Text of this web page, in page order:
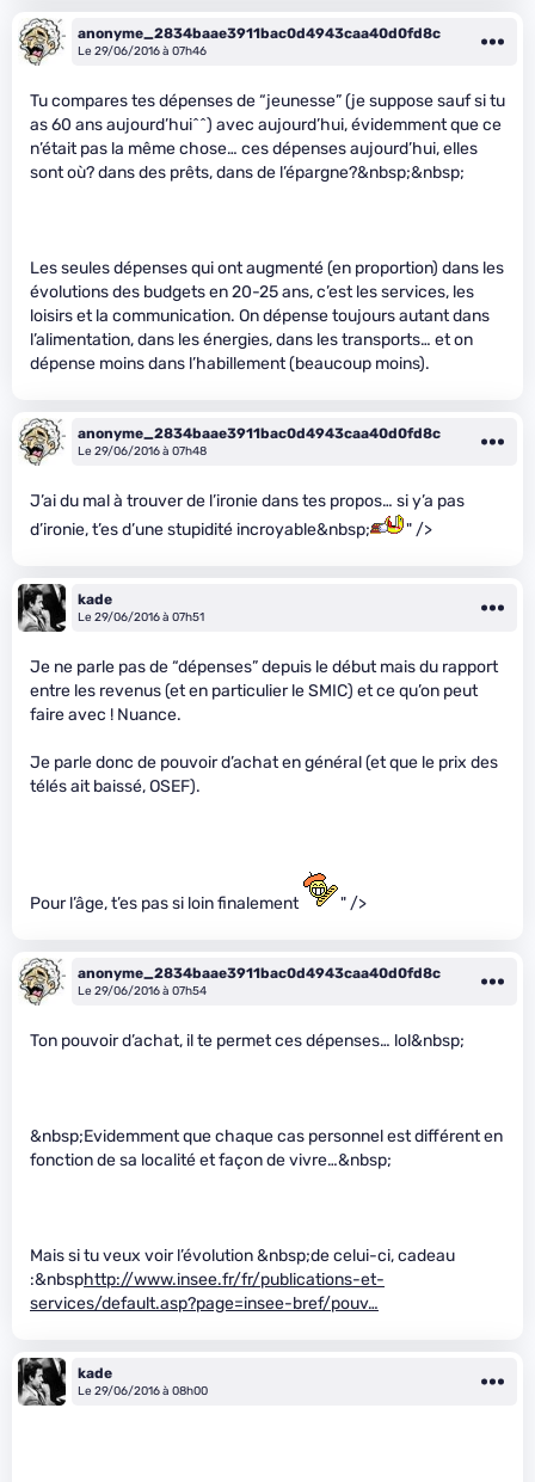
anonyme_2834baae3911bac0d4943caa40d0fd8c
Le 29/06/2016 à 07h46
Tu compares tes dépenses de “jeunesse” (je suppose sauf si tu
as 60 ans aujourd’hui^^) avec aujourd’hui, évidemment que ce
n’était pas la même chose… ces dépenses aujourd’hui, elles
sont où? dans des prêts, dans de l’épargne?&nbsp;&nbsp;
Les seules dépenses qui ont augmenté (en proportion) dans les
évolutions des budgets en 20-25 ans, c’est les services, les
loisirs et la communication. On dépense toujours autant dans
l’alimentation, dans les énergies, dans les transports… et on
dépense moins dans l’habillement (beaucoup moins).
anonyme_2834baae3911bac0d4943caa40d0fd8c
Le 29/06/2016 à 07h48
J’ai du mal à trouver de l’ironie dans tes propos… si y’a pas
d’ironie, t’es d’une stupidité incroyable&nbsp;
" />
kade
Le 29/06/2016 à 07h51
Je ne parle pas de “dépenses” depuis le début mais du rapport
entre les revenus (et en particulier le SMIC) et ce qu’on peut
faire avec ! Nuance.
Je parle donc de pouvoir d’achat en général (et que le prix des
télés ait baissé, OSEF).
Pour l’âge, t’es pas si loin finalement " />
anonyme_2834baae3911bac0d4943caa40d0fd8c
Le 29/06/2016 à 07h54
Ton pouvoir d’achat, il te permet ces dépenses… lol&nbsp;
&nbsp;Evidemment que chaque cas personnel est différent en
fonction de sa localité et façon de vivre…&nbsp;
Mais si tu veux voir l’évolution &nbsp;de celui-ci, cadeau
:&nbsphttp://www.insee.fr/fr/publications-et-
services/default.asp?page=insee-bref/pouv…
kade
Le 29/06/2016 à 08h00